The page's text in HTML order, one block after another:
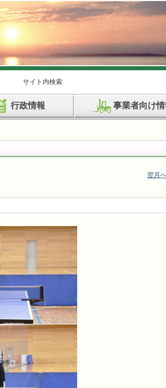
サイト内検索
行政情報 事業者向け
翌月